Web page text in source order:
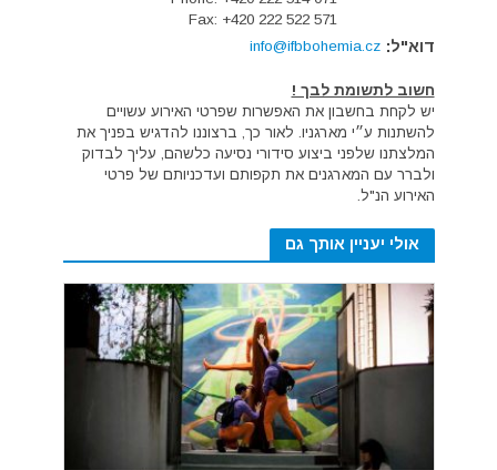
Fax: +420 222 522 571
דוא"ל: info@ifbbohemia.cz
חשוב לתשומת לבך !
יש לקחת בחשבון את האפשרות שפרטי האירוע עשויים
להשתנות ע״י מארגניו. לאור כך, ברצוננו להדגיש בפניך את
המלצתנו שלפני ביצוע סידורי נסיעה כלשהם, עליך לבדוק
ולברר עם המארגנים את תקפותם ועדכניותם של פרטי
האירוע הנ"ל.
אולי יעניין אותך גם